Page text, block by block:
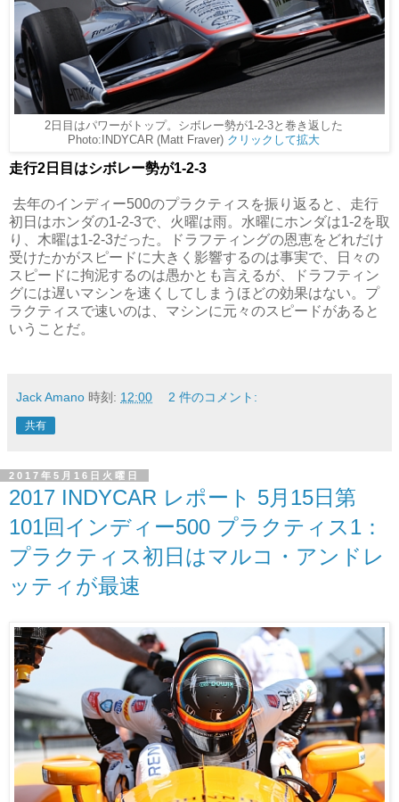
2日目はパワーがトップ。シボレー勢が1-2-3と巻き返した
Photo:INDYCAR (Matt Fraver) クリックして拡大
走行2日目はシボレー勢が1-2-3
去年のインディー500のプラクティスを振り返ると、走行
初日はホンダの1-2-3で、火曜は雨。水曜にホンダは1-2を取
り、木曜は1-2-3だった。ドラフティングの恩恵をどれだけ
受けたかがスピードに大きく影響するのは事実で、日々の
スピードに拘泥するのは愚かとも言えるが、ドラフティン
グには遅いマシンを速くしてしまうほどの効果はない。プ
ラクティスで速いのは、マシンに元々のスピードがあると
いうことだ。
Jack Amano 時刻: 12:00 2 件のコメント:
共有
2017年5月16日火曜日
2017 INDYCAR レポート 5月15日第
101回インディー500 プラクティス1：
プラクティス初日はマルコ・アンドレ
ッティが最速